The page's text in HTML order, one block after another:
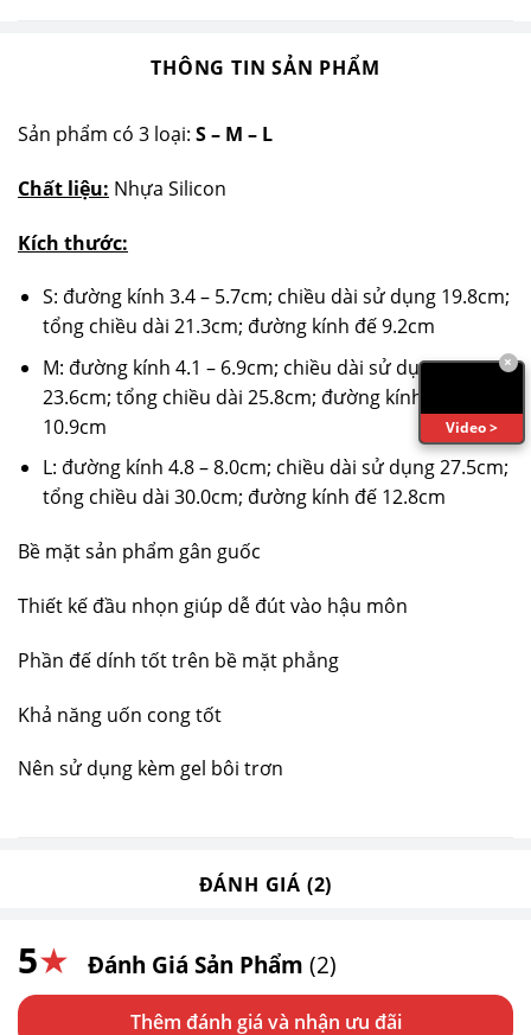
THÔNG TIN SẢN PHẨM
Sản phẩm có 3 loại: S – M – L
Chất liệu: Nhựa Silicon
Kích thước:
S: đường kính 3.4 – 5.7cm; chiều dài sử dụng 19.8cm;
tổng chiều dài 21.3cm; đường kính đế 9.2cm
M: đường kính 4.1 – 6.9cm; chiều dài sử dụng
23.6cm; tổng chiều dài 25.8cm; đường kính đế
10.9cm
L: đường kính 4.8 – 8.0cm; chiều dài sử dụng 27.5cm;
tổng chiều dài 30.0cm; đường kính đế 12.8cm
Bề mặt sản phẩm gân guốc
Thiết kế đầu nhọn giúp dễ đút vào hậu môn
Phần đế dính tốt trên bề mặt phẳng
Khả năng uốn cong tốt
Nên sử dụng kèm gel bôi trơn
ĐÁNH GIÁ (2)
5★ Đánh Giá Sản Phẩm (2)
Thêm đánh giá
×
Video >